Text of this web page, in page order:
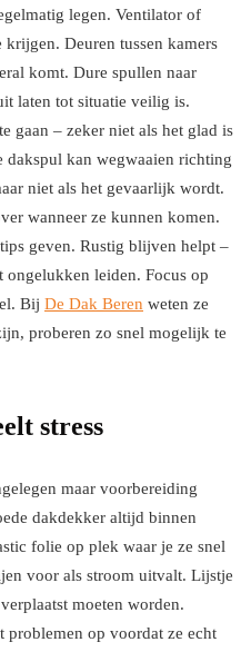
legen. Ventilator of
Deuren tussen kamers
komt. Dure spullen naar
laten tot situatie veilig is.
gaan – zeker niet als het glad is
dakspul kan wegwaaien richting
niet als het gevaarlijk wordt.
wanneer ze kunnen komen.
geven. Rustig blijven helpt –
ongelukken leiden. Focus op
Bij De Dak Beren weten ze
proberen zo snel mogelijk te
stress
maar voorbereiding
dakdekker altijd binnen
folie op plek waar je ze snel
voor als stroom uitvalt. Lijstje
moeten worden.
problemen op voordat ze echt